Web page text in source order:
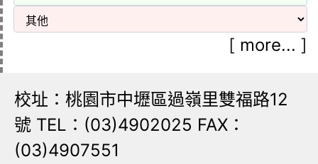
[ more... ]
校址：桃園市中壢區過嶺里雙福路12
號 TEL：(03)4902025 FAX：
(03)4907551